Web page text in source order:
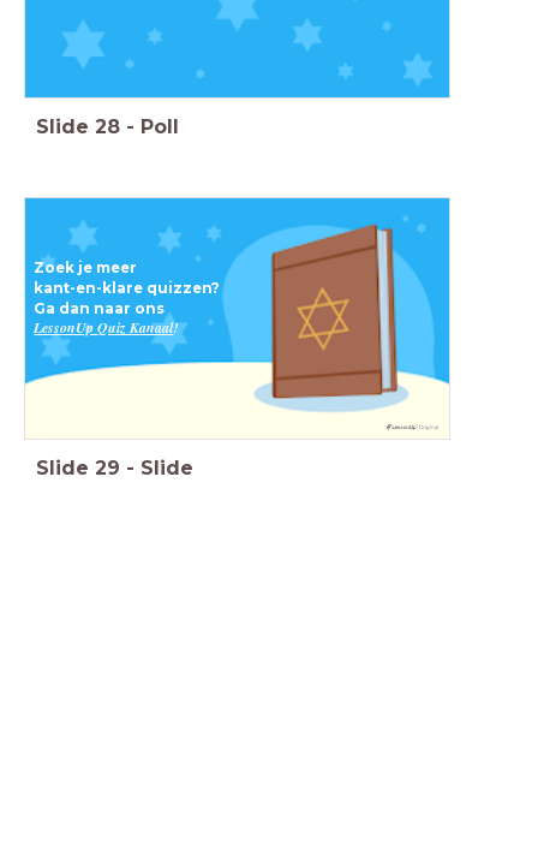
Slide 28 - Poll
Zoek je meer
kant-en-klare quizzen?
Ga dan naar ons
LessonUp Quiz Kanaal!
Slide 29 - Slide